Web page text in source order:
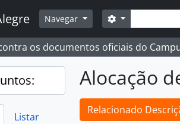
Navegar Buscar
Opções de busca
os documentos oficiais do
Listar
Alocação
Relacionado